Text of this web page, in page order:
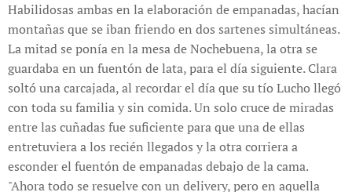
Habilidosas ambas en la elaboración de empanadas, hacían
montañas que se iban friendo en dos sartenes simultáneas.
La mitad se ponía en la mesa de Nochebuena, la otra se
guardaba en un fuentón de lata, para el día siguiente. Clara
soltó una carcajada, al recordar el día que su tío Lucho llegó
con toda su familia y sin comida. Un solo cruce de miradas
entre las cuñadas fue suficiente para que una de ellas
entretuviera a los recién llegados y la otra corriera a
esconder el fuentón de empanadas debajo de la cama.
"Ahora todo se resuelve con un delivery, pero en aquella